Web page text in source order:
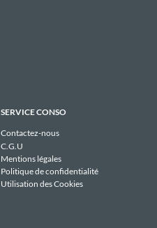
SERVICE CONSO
Contactez-nous
C.G.U
Mentions légales
Politique de confidentialité
Utilisation des Cookies